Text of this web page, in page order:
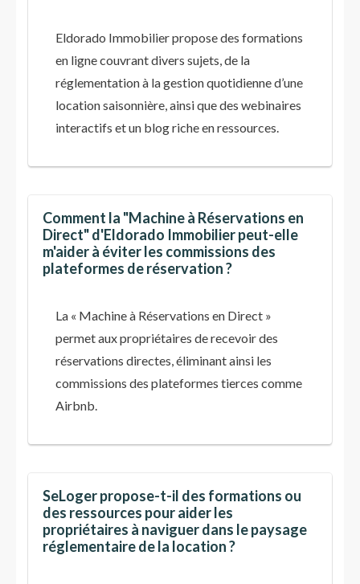
Eldorado Immobilier propose des formations
en ligne couvrant divers sujets, de la
réglementation à la gestion quotidienne d’une
location saisonnière, ainsi que des webinaires
interactifs et un blog riche en ressources.
Comment la "Machine à Réservations en
Direct" d'Eldorado Immobilier peut-elle
m'aider à éviter les commissions des
plateformes de réservation ?
La « Machine à Réservations en Direct »
permet aux propriétaires de recevoir des
réservations directes, éliminant ainsi les
commissions des plateformes tierces comme
Airbnb.
SeLoger propose-t-il des formations ou
des ressources pour aider les
propriétaires à naviguer dans le paysage
réglementaire de la location ?